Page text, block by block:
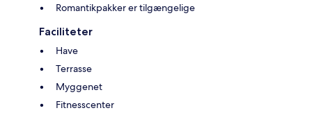
Romantikpakker er tilgængelige
Faciliteter
Have
Terrasse
Myggenet
Fitnesscenter